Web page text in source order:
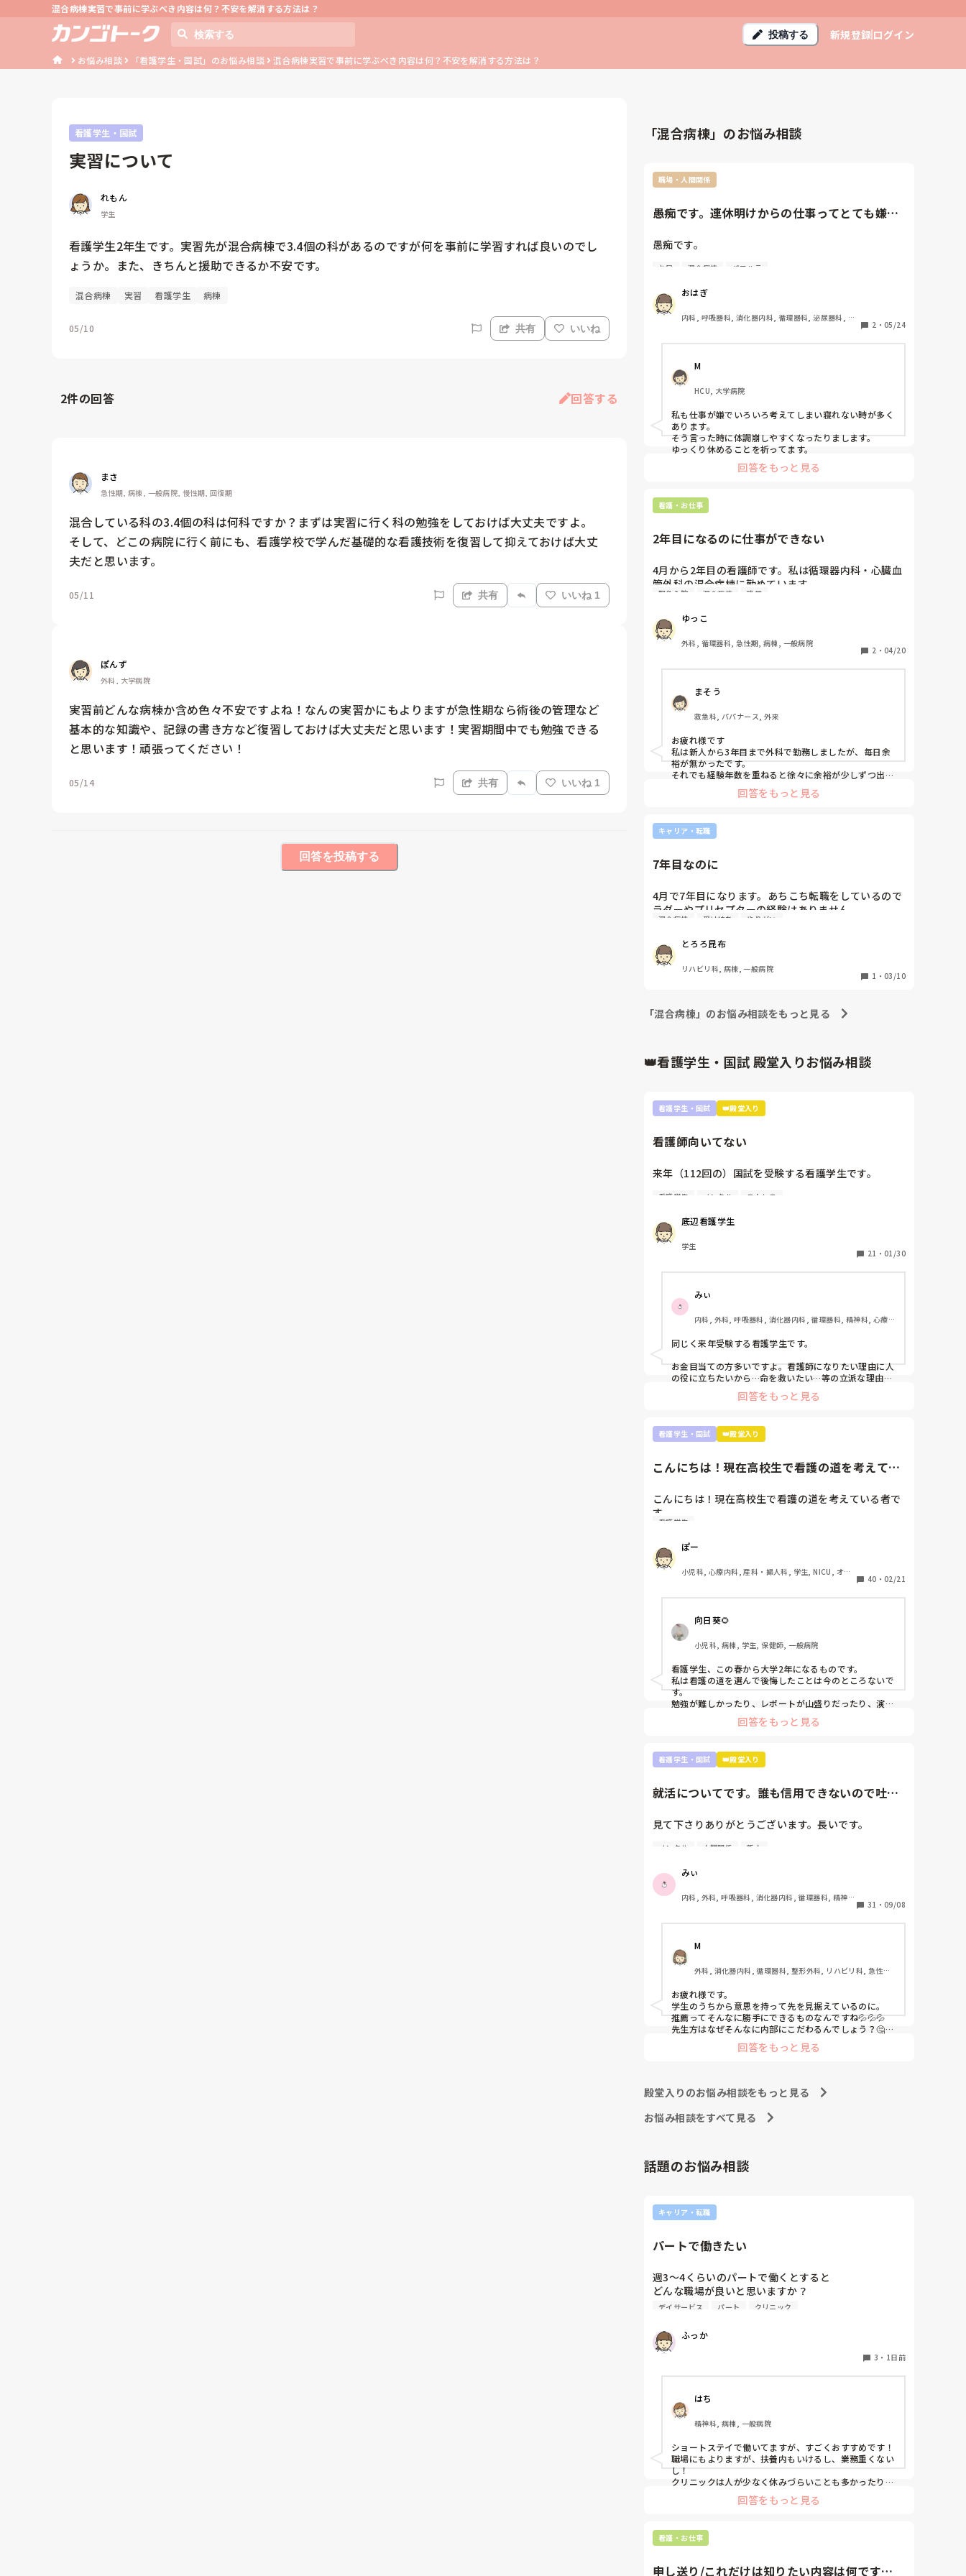
混合病棟実習で事前に学ぶべき内容は何？不安を解消する方法は？
投稿する 新規登録ログイン
お悩み相談 「看護学生・国試」のお悩み相談 混合病棟実習で事前に学ぶべき内容は何？不安を解消する方法は？
看護学生・国試
実習について
れもん
学生
看護学生2年生です。実習先が混合病棟で3.4個の科があるのですが何を事前に学習すれば良いのでし
ょうか。また、きちんと援助できるか不安です。
混合病棟 実習 看護学生 病棟
05/10 共有 いいね
2件の回答 回答する
まさ
急性期, 病棟, 一般病院, 慢性期, 回復期
混合している科の3.4個の科は何科ですか？まずは実習に行く科の勉強をしておけば大丈夫ですよ。
そして、どこの病院に行く前にも、看護学校で学んだ基礎的な看護技術を復習して抑えておけば大丈
夫だと思います。
05/11 共有 いいね 1
ぽんず
外科, 大学病院
実習前どんな病棟か含め色々不安ですよね！なんの実習かにもよりますが急性期なら術後の管理など
基本的な知識や、記録の書き方など復習しておけば大丈夫だと思います！実習期間中でも勉強できる
と思います！頑張ってください！
05/14 共有 いいね 1
回答を投稿する
「混合病棟」のお悩み相談
職場・人間関係
愚痴です。連休明けからの仕事ってとても嫌。
愚痴です。
連休明けからの仕事ってとても嫌。早く寝たいのに、
ベントがあったら…こういう失敗をしたらどうしよう
と不安が込み上げてきます。考えすぎて胃部不快感ハ
ンパないし、結局気を紛らわす為にここで呟いてみま
した。
お局 混合病棟 パワハラ
おはぎ
内科, 呼吸器科, 消化器内科, 循環器科, 泌尿器科, 総
2 ・ 05/24
M
HCU, 大学病院
私も仕事が嫌でいろいろ考えてしまい寝れない時が多く
あります。
そう言った時に体調崩しやすくなったりまします。
ゆっくり休めることを祈ってます。
回答をもっと見る
看護・お仕事
2年目になるのに仕事ができない
4月から2年目の看護師です。私は循環器内科・心臓血
管外科の混合病棟に勤めています。
新人の頃からミスが多く度々注意されてきたのです
受けてしまいます。また、タイムスケジュール管理が
苦手で仕事が遅く残業ばかりなのと、緊急入院も取れ
ず未だに自立してない業務も多くあります。
1年続けても仕事に慣れず常に余裕がなくて、ミスを
このような状況で今後続けていく自信がなく、もう看
護師を辞めた方がいいのではないかと思っています。
看護師を辞めて違う職種につけるのか、領域を変えて
看護師を続けるのか、それともまだ今の職場で頑張る
か自分の中で決めかねています。
読みにくい文章ですみません…何かアドバイスいただ
けると幸いです。
緊急入院 混合病棟 残業
ゆっこ
外科, 循環器科, 急性期, 病棟, 一般病院
2 ・ 04/20
まそう
救急科, パパナース, 外来
お疲れ様です
私は新人から3年目まで外科で勤務しましたが、毎日余
裕が無かったです。
それでも経験年数を重ねると徐々に余裕が少しずつ出来
3年目になっても当時の私には仕事に対して自身が持て
異動先が自分に合っていたようですぐに馴染むことがで
き、ミスも激減しました。
います。
回答をもっと見る
キャリア・転職
7年目なのに
4月で7年目になります。あちこち転職をしているので
ラダーやプリセプターの経験はありません。
転職して半年、雑多な混合病棟で勤務しています。人
が自信がありません。
機会があれば見たいという気持ちはありますが、その
機会も少ないのと入退院が激しく不穏も多いため毎日
棟全体が自分の受け持ちで日々いっぱいいっぱいで
のに自分が恥ずかしい。
混合病棟 受け持ち やりがい
とろろ昆布
リハビリ科, 病棟, 一般病院
1 ・ 03/10
「混合病棟」のお悩み相談をもっと見る
👑看護学生・国試 殿堂入りお悩み相談
看護学生・国試 👑殿堂入り
看護師向いてない
来年（112回の）国試を受験する看護学生です。
看護師を目指した最初のきっかけが親から勧められた
ことで、正直看護師になりたくないです。看護師にな
る理由は、失礼ですがお金がもらえることと親が勧め
たからという理由しかない。進路希望調査、就職した
くないって書きたかったですが、書けませんでした。
した。先生は睡眠時間が少ないのは知識がないからだ
と言われ、さらに自分の無能さを実感しました。
また、今こうやって音を上げていても、看護師になっ
てからの方が辛いし勉強量増えるなんて何回も聞きま
した。
本当に向いてません。もっと早く気づいておけばよか
ったです。もっと前の段階で気づいていれば辞めれた
就職してからもっと苦労するなんてお先真っ暗すぎて
辛すぎます。
今、看護師として働いている方には本当に頭が上がり
ません。
文章も纏まらない。最悪ですね。これでも、看護師を
目指すべきでしょうか。アドバイス頂きたいです。よ
看護学生 メンタル ストレス
底辺看護学生
学生
21 ・ 01/30
みぃ
内科, 外科, 呼吸器科, 消化器内科, 循環器科, 精神科, 心療内
リハビリ科, 救急科, 急性期, 超急性期, ICU, 新人ナース, 病
棟, 神経内科, 脳神経外科, 消化器外科, 一般病院, 慢性期, 回
同じく来年受験する看護学生です。
お金目当ての方多いですよ。看護師になりたい理由に人
の役に立ちたいから…命を救いたい…等の立派な理由を
持ってる方は少数派だと思います。
て奨学金がストップしないよう学年で10位以内とれる
ようにしていますが、それでも実習の半分はオールして
看護師になって勉強量が増えるというより、今学んでい
丈夫ですよ。それに、自分の知り合いですが3ヶ月だけ
病院で働き嫌になりやめて、今はクリニックの外来でゆ
こういう道もありますよ。絶対病院で働かないと看護師
の意味がないという訳では無いです。
むしろ、実習で嫌な思いをもし実習先のせいでしたのな
越すつもりで視野を広げ探すのも一つの手だと思いま
す。
私は看護師に向いてる人は、人の話を聞いて自分の中で
整理しアウトプットできる人だと思います。主様が向い
ているかは文面上では分かりません。少なくとも実習中
徹夜するくらい患者さんのこと、指導されたことを思い
勉強しているのは強みだと思います。いいことです。
これくらいしか言えないです。お役に立てるかわかりま
回答をもっと見る
看護学生・国試 👑殿堂入り
こんにちは！現在高校生で看護の道を考えてい
こんにちは！現在高校生で看護の道を考えている者で
す
看護学生や看護師の方に是非お聞きしたいのですが、
看護師になって後悔していたりやめとけばよかったと
思いますか？それとも、やっぱり頑張って良かったと
思われますか？
色々と将来に不安が多く是非教えて頂きたいです！
看護学生
ぽー
小児科, 心療内科, 産科・婦人科, 学生, NICU, オペ
40 ・ 02/21
向日葵🌻
小児科, 病棟, 学生, 保健師, 一般病院
看護学生、この春から大学2年になるものです。
私は看護の道を選んで後悔したことは今のところないで
す。
勉強が難しかったり、レポートが山盛りだったり、演習
や実習が大変だったりします。
でも、大学1年間勉強を投げ出したり、演習をさぼった
だって、将来、患者さんを少しでも元気で明るい気持ち
にさせたいって思ってるから😌
私自身入院経験があり、患者の立場を経験していて、そ
張ってます。
まだ1年しか看護のこと勉強していない人が言うのもな
🙆‍♀️(たぶんですが…)
看護師の立場の意見はまた別の方が回答してくれるかな
と。私も現役看護師さんの意見知りたいです。
回答をもっと見る
看護学生・国試 👑殿堂入り
就活についてです。誰も信用できないので吐き
見て下さりありがとうございます。長いです。
①グループ系列の専門学校に行っています。
借りずに頑張って3年生になったところです。外部の
受験を考えていることは1年生の時から担任･就職担当
の事務に伝えていました。
③現在、内部(グループ系列)のA病院、外部のB病院を
①-③を前提として読んで頂きたいです。
インターンシップに行ってから何処に就職したいのか
決めたいという考えが私にあり、気になっている病院
(B病院)のインターンシップに行けたのが8月中旬でし
た。とてもいい所で、内部の病院がどれだけ古い考え
方で人間関係が終わっているのかがわかりました。
す。
私が行きたい病棟は回リハか循環器科です。
からは、「内部も受けて外部も受ける前例なんてな
病院で保育施設もあり、子育てしやすく、家から30分
以内で手当も多いB病院は第1志望として考えていま
かる確率が低いため、滑り止めとして内部も受けたい
が受かってAも受かったらBに行きます。」と伝えまし
た。
してどうかと思うけど。」と言われましたが、1年生
の頃からお伝えしていますし意志を曲げるつもりは毛
頭ありませんと伝えたところ、「じゃあ内部の試験も
また、内部の試験は第1志望〜第3志望まで必ず書かな
ければいけなく、第1志望に行ける可能性はかなり低
いと毎年先輩から言われていました。
なら尚更B病院は受けますって伝えた上で内部の試験
をしたのですが、絶対に内部に行かせたいと思ったの
か、学年で私だけ推薦して確実にA病院に行ける事に
とは何度もお伝えしているのに…勝手に推薦されて、
「推薦してあげてここまでやってあげてるのに外部受
メンタル 人間関係 新人
みぃ
内科, 外科, 呼吸器科, 消化器内科, 循環器科, 精神
性期, ICU, 新人ナース, 病棟, 神経内科, 脳神経外
オペ室, 透析
31 ・ 09/08
M
外科, 消化器内科, 循環器科, 整形外科, リハビリ科, 急性期,
お疲れ様です。
学生のうちから意思を持って先を見据えているのに。
推薦ってそんなに勝手にできるものなんですね💦💦💦
先生方はなぜそんなに内部にこだわるんでしょう？🤔😮‍💨
親御さんはなんて言ってますか？
学校には話は通じない気がしますね💦
うかも🤔💦
それが可能なのか分かりませんが…💦
回答をもっと見る
殿堂入りのお悩み相談をもっと見る
お悩み相談をすべて見る
話題のお悩み相談
キャリア・転職
パートで働きたい
週3〜4くらいのパートで働くとすると
どんな職場が良いと思いますか？
クリニックとかデイサービスですかね…
デイサービス パート クリニック
ふっか
3 ・ 1日前
はち
精神科, 病棟, 一般病院
ショートステイで働いてますが、すごくおすすめです！
職場にもよりますが、扶養内もいけるし、業務重くない
し！
クリニックは人が少なく休みづらいことも多かったり、
1人でこなす量が多かったりするので、友達は苦労して
回答をもっと見る
看護・お仕事
申し送り/これだけは知りたい内容は何です